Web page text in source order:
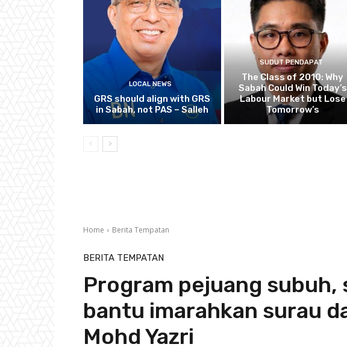
LOCAL NEWS
GRS should align with GRS
in Sabah, not PAS – Salleh
SUDUT PENDAPAT
The Class of 2010: Why
Sabah Could Win Today’s
Labour Market but Lose
Tomorrow’s